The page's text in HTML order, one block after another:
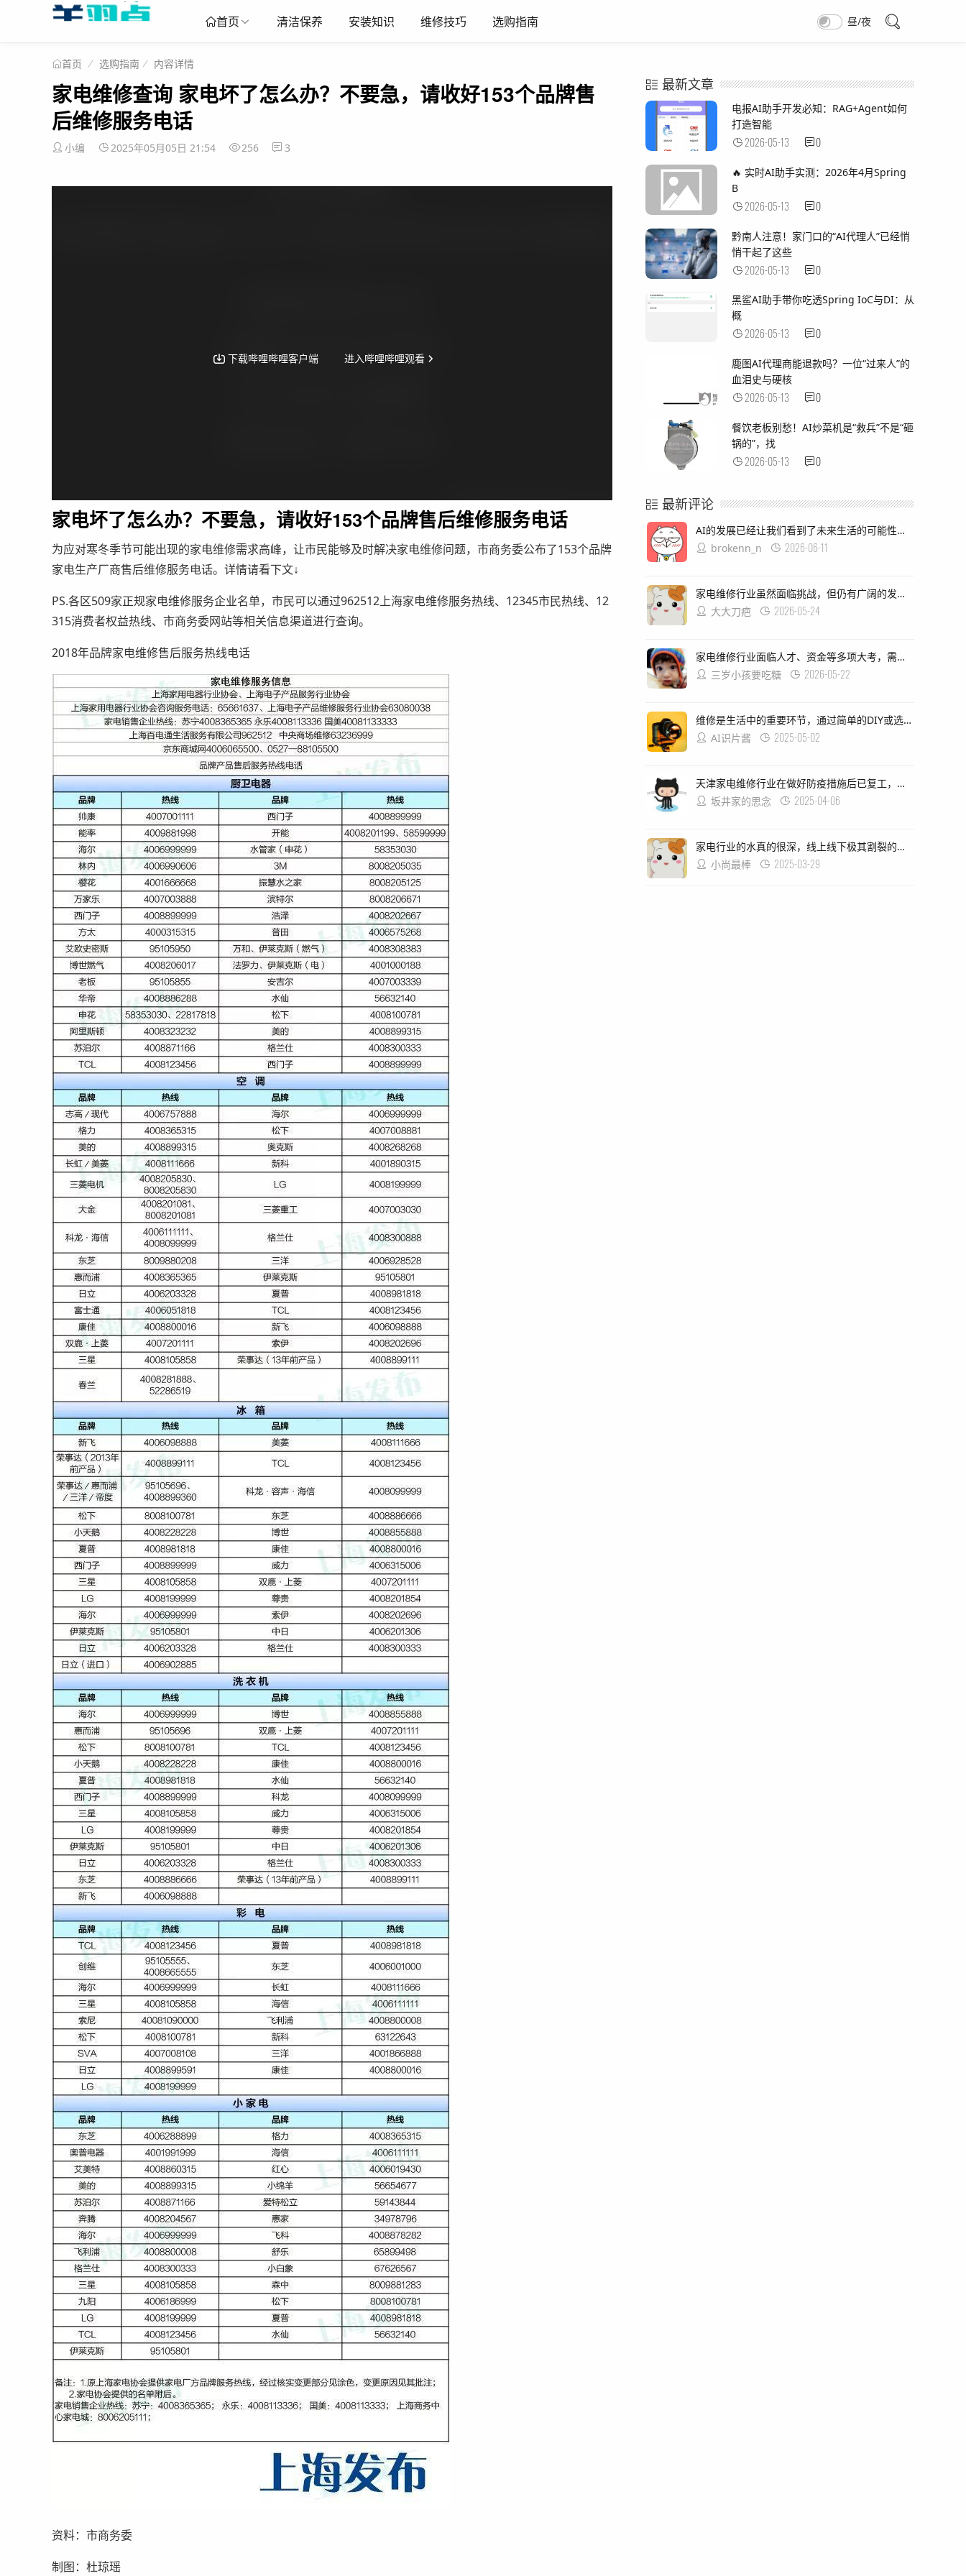
首页 清洁保养 安装知识 维修技巧 选购指南 昼/夜
首页 选购指南 内容详情
家电维修查询 家电坏了怎么办？不要急，请收好153个品牌售
后维修服务电话
小编 2025年05月05日 21:54 256 3
家电坏了怎么办？不要急，请收好153个品牌售后维修服务电话
为应对寒冬季节可能出现的家电维修需求高峰，让市民能够及时解决家电维修问题，市商务委公布了153个品牌
家电生产厂商售后维修服务电话。详情请看下文↓
PS.各区509家正规家电维修服务企业名单，市民可以通过962512上海家电维修服务热线、12345市民热线、12
315消费者权益热线、市商务委网站等相关信息渠道进行查询。
2018年品牌家电维修售后服务热线电话
资料：市商务委
制图：杜琼瑶
最新文章
电报AI助手开发必知：RAG+Agent如何
打造智能
2026-05-13 0
🔥 实时AI助手实测：2026年4月Spring
B
2026-05-13 0
黔南人注意！家门口的“AI代理人”已经悄
悄干起了这些
2026-05-13 0
黑鲨AI助手带你吃透Spring IoC与DI：从
概
2026-05-13 0
鹿图AI代理商能退款吗？一位“过来人”的
血泪史与硬核
2026-05-13 0
餐饮老板别愁！AI炒菜机是“救兵”不是“砸
锅的”，找
2026-05-13 0
最新评论
AI的发展已经让我们看到了未来生活的可能性，从智能助手到自动驾驶汽车再到虚拟现实体验等等，然而在这个过程中我们也面临着挑战：如何确保这些新技术能够真正为我们带来便利和安全？我认为这需要我们关注隐私保护和数据安全两个方面的问题同时加强对于人工智能技术的监管和指导确保其发展方向符合我们的期望和需要！
brokenn_n
2026-06-11
家电维修行业虽然面临挑战，但仍有广阔的发展空间，通过不断学习和进步，电器技术基础和电工知识手册，为自学者和专业人士提供宝贵的参考和学习资源，家用电器故障检修教程、空调器安装与维修实用技能图解版，洗衣机、冰箱等常用家用电器的维护与保养方法，这些书籍涵盖了从基础知识到实践技能的全面内容,能够帮助读者快速入门和提高专业技能.
大大刀疤
2026-05-24
家电维修行业面临人才、资金等多项大考，需要解决当前存在的问题，虽然有一些非正规军扰乱市场秩序的行为存在,但整体来看这个行业的未来还是充满希望的.
三岁小孩要吃糖
2026-05-22
维修是生活中的重要环节，通过简单的DIY或选择专业的服务来解决家电故障问题，无论是冰箱、洗衣机还是空调等常见电器设备出现故障时都需要及时修复以保证其正常运行和使用寿命的延长；同时也要注意对家居环境的维护和保养以减少类似问题的发生频率和难度！
AI识片酱
2025-05-02
天津家电维修行业在做好防疫措施后已复工，各企业需准备口罩、消毒水等防护用品，员工和顾客要保持1米以上安全距离；企业员工使用津心办小程序申领健康码并测温上岗：对出现发热等症状人员要及时报备暂不返岗，新冠肺炎流行期间家电商服务防控指南要求严格扫码进入门店等措施避免疫情传播风险
坂井家的思念
2025-04-06
家电行业的水真的很深，线上线下极其割裂的情况仍然存在，大经销商们仍然把控着各地的销售渠道和品牌价格体系；而电商平台则逐渐崭露头角成为新的垄断力量。**要想完全掌握自己的命运**，对于现在的家居品牌来说仍然是遥不可及的梦想
小尚最棒
2025-03-29